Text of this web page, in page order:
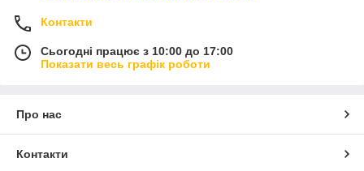
Контакти
Сьогодні працює з 10:00 до 17:00
Показати весь графік роботи
Про нас
Контакти